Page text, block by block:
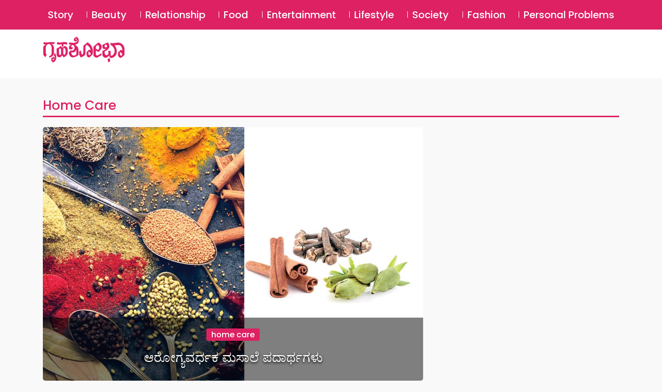
SUBSCRIBE Login ⚲
Story Beauty Relationship Food Entertainment Lifestyle Society Fashion Personal Problems
Home Care
home care
ಆರೋಗ್ಯವರ್ಧಕ ಮಸಾಲೆ ಪದಾರ್ಥಗಳು